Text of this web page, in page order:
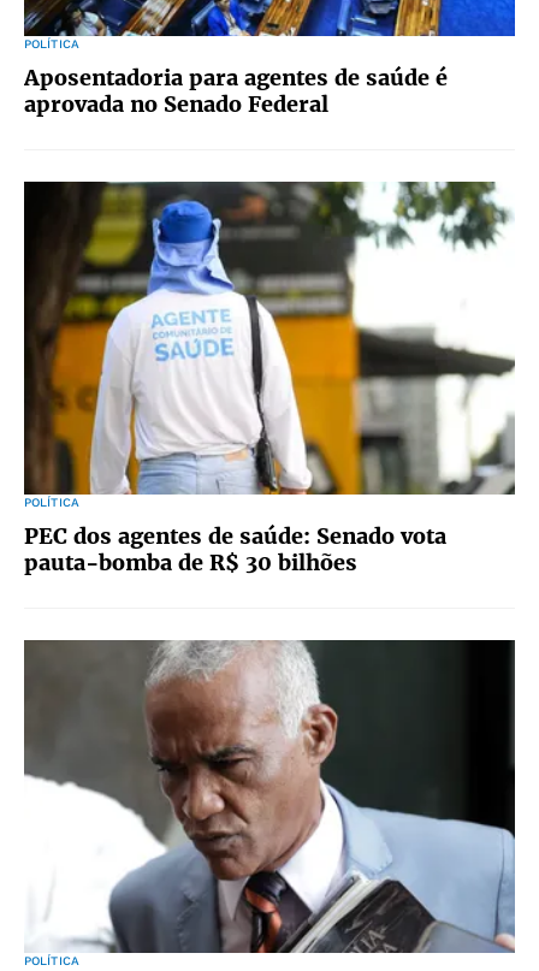
POLÍTICA
Aposentadoria para agentes de saúde é
aprovada no Senado Federal
POLÍTICA
PEC dos agentes de saúde: Senado vota
pauta-bomba de R$ 30 bilhões
POLÍTICA